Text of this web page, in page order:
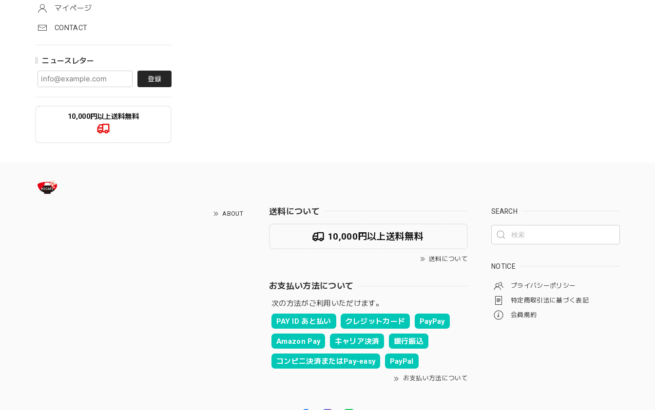
マイページ
CONTACT
ニュースレター
登録
10,000円以上送料無料
ABOUT 送料について
10,000円以上送料無料
送料について
お支払い方法について
次の方法がご利用いただけます。
PAY ID あと払い クレジットカード PayPay
Amazon Pay キャリア決済 銀行振込
コンビニ決済またはPay-easy PayPal
お支払い方法について
SEARCH
NOTICE
プライバシーポリシー
特定商取引法に基づく表記
会員規約